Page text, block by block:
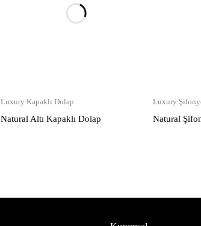
Luxury Kapaklı Dolap
Natural Altı Kapaklı Dolap
Luxury
Natural